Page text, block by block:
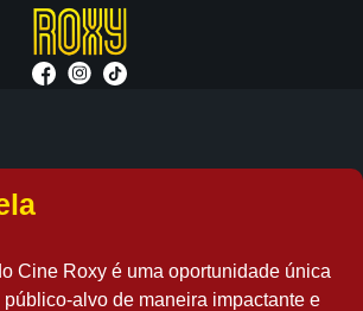
Cine Roxy é uma oportunidade única
alvo de maneira impactante e